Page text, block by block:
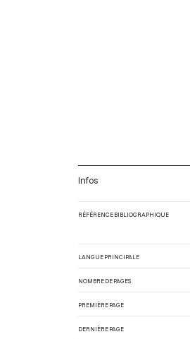
Infos
RÉFÉRENCE BIBLIOGRAPHIQUE
LANGUE PRINCIPALE
NOMBRE DE PAGES
PREMIÈRE PAGE
DERNIÈRE PAGE